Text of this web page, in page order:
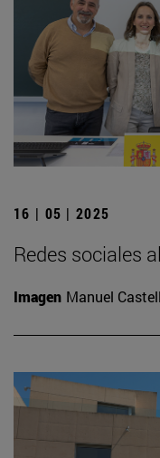
16 | 05 | 2025
Redes sociales
Imagen Manuel